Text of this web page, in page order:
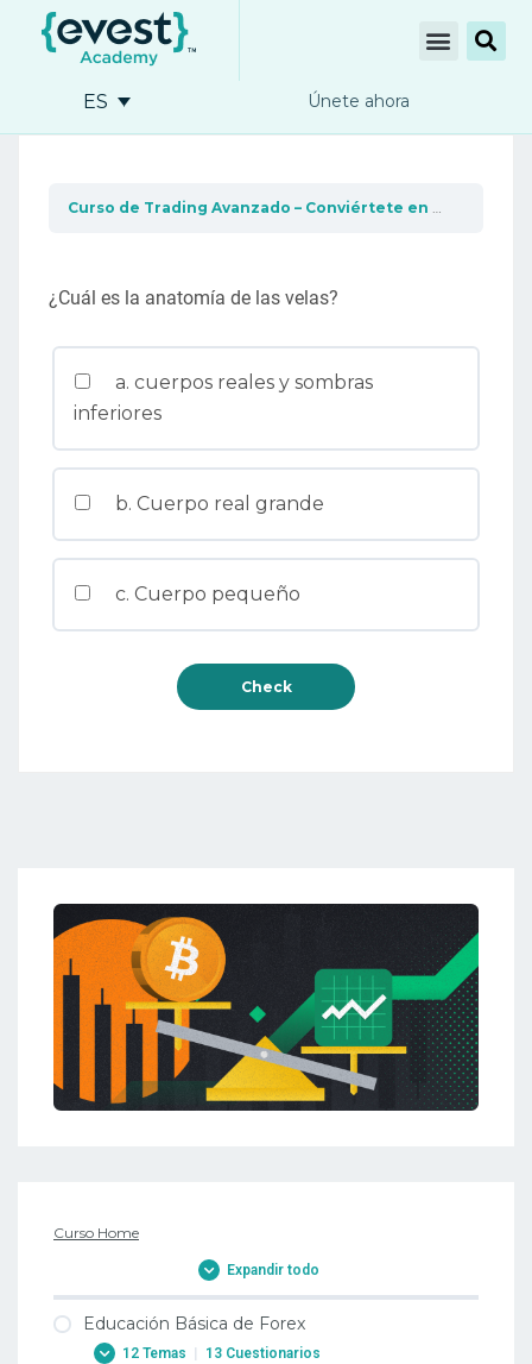
ES Únete ahora
Curso de Trading Avanzado – Conviértete en un profesional del trading
¿Cuál es la anatomía de las velas?
a. cuerpos reales y sombras
inferiores
b. Cuerpo real grande
c. Cuerpo pequeño
Curso Home
Expandir todo
Educación Básica de Forex
12 Temas 13 Cuestionarios